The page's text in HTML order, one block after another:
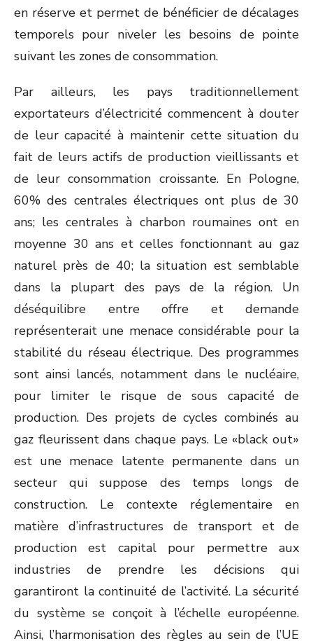
en réserve et permet de bénéficier de décalages
temporels pour niveler les besoins de pointe
suivant les zones de consommation.
Par ailleurs, les pays traditionnellement
exportateurs d’électricité commencent à douter
de leur capacité à maintenir cette situation du
fait de leurs actifs de production vieillissants et
de leur consommation croissante. En Pologne,
60% des centrales électriques ont plus de 30
ans; les centrales à charbon roumaines ont en
moyenne 30 ans et celles fonctionnant au gaz
naturel près de 40; la situation est semblable
dans la plupart des pays de la région. Un
déséquilibre entre offre et demande
représenterait une menace considérable pour la
stabilité du réseau électrique. Des programmes
sont ainsi lancés, notamment dans le nucléaire,
pour limiter le risque de sous capacité de
production. Des projets de cycles combinés au
gaz fleurissent dans chaque pays. Le «black out»
est une menace latente permanente dans un
secteur qui suppose des temps longs de
construction. Le contexte réglementaire en
matière d’infrastructures de transport et de
production est capital pour permettre aux
industries de prendre les décisions qui
garantiront la continuité de l’activité. La sécurité
du système se conçoit à l’échelle européenne.
Ainsi, l’harmonisation des règles au sein de l’UE